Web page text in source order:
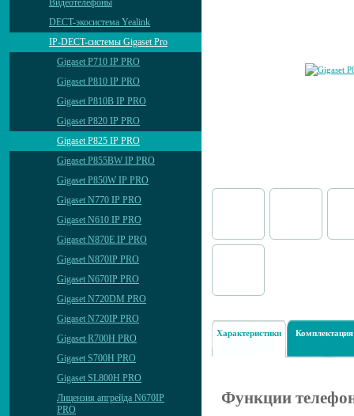
Видеотелефоны
DECT-экосистема Yealink
IP-DECT-системы Gigaset Pro
Gigaset P710 IP PRO
Gigaset P810 IP PRO
Gigaset P810B IP PRO
Gigaset P820 IP PRO
Gigaset P825 IP PRO
Gigaset P855BW IP PRO
Gigaset P850W IP PRO
Gigaset N770 IP PRO
Gigaset N610 IP PRO
Gigaset N870E IP PRO
Gigaset N870IP PRO
Gigaset N670IP PRO
Gigaset N720DM PRO
Gigaset N720IP PRO
Gigaset R700H PRO
Gigaset S700H PRO
Gigaset SL800H PRO
Лицензия апгрейда N670IP
PRO
Характеристики Комплектация
Функции